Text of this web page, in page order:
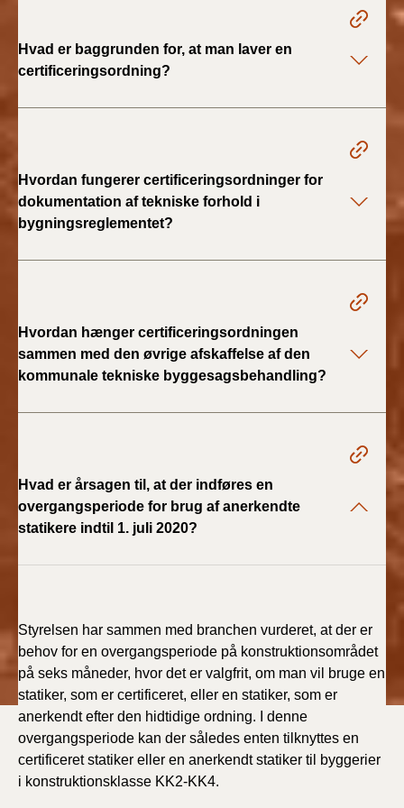
BR18 (1/1 - 30/6
2022)
BR18 (1/1-29/6
2021)
2020)
2020)
BR18 (1/1-9/3 2020)
BR18 (4/7-31/12
BR18 (1/1-4/7 2019)
BR18 (1/7-31/12
BR15 (2015-2018)
Tidligere BR (1961-
2010)
Hvad er baggrunden for, at man laver en
certificeringsordning?
Hvordan fungerer certificeringsordninger for
dokumentation af tekniske forhold i
bygningsreglementet?
Hvordan hænger certificeringsordningen
sammen med den øvrige afskaffelse af den
kommunale tekniske byggesagsbehandling?
Hvad er årsagen til, at der indføres en
overgangsperiode for brug af anerkendte
statikere indtil 1. juli 2020?
Styrelsen har sammen med branchen vurderet, at der er
behov for en overgangsperiode på konstruktionsområdet
på seks måneder, hvor det er valgfrit, om man vil bruge en
statiker, som er certificeret, eller en statiker, som er
anerkendt efter den hidtidige ordning. I denne
overgangsperiode kan der således enten tilknyttes en
certificeret statiker eller en anerkendt statiker til byggerier
i konstruktionsklasse KK2-KK4.